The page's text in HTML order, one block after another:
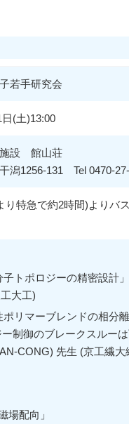
若手研究会
(土)13:00
施設 館山荘
潟1256-131 Tel 0470-27-
り特急で約2時間)よりバ
トポロジーの精密設計」
大工)
ポリマーブレンドの相分
制御のブレークスルーは
CONG) 先生 (京工繊大
場配向」